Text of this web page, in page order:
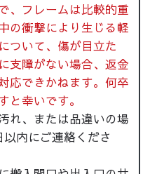
、フレームは比較的重
の衝撃により生じる軽
ついて、傷が目立た
支障がない場合、返金
応できかねます。何卒
と幸いです。
れ、または品違いの場
内にご連絡くださ